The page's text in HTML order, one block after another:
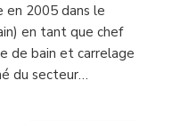
en 2005 dans le
en tant que chef
de bain et carrelage
du secteur…